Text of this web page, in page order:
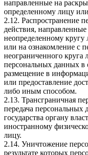
направленные на
определенному лицу
2.12. Распространение
действия,
неопределенному
или на ознакомление с
неограниченного круга
персональных данных в
размещение в
или предоставление
либо иным способом.
2.13. Трансграничная
передача
государства органу
иностранному
лицу.
2.14. Уничтожение
результате которых